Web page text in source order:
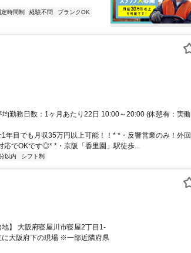
定時間制 経験不問
ブランクOK
勤務日数：1ヶ月あたり22日 10:00～20:00 (休憩有：実働
年目でも月収35万円以上可能！！* *・反響営業のみ！外回
応でOKです◎* *・京阪「香里園」駅徒歩...
以内 シフト制
】 大阪府寝屋川市寝屋2丁目1‐
カー・バイク通勤OK 現場は主に大阪府下の現場 ※一部近隣府県